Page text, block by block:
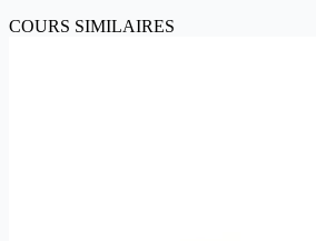
COURS SIMILAIRES